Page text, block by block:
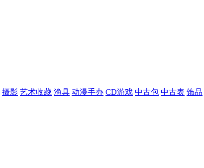
摄影 艺术收藏 渔具 动漫手办 CD游戏 中古包 中古表 饰品